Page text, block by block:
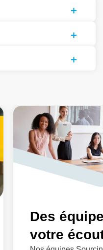
Des
votre